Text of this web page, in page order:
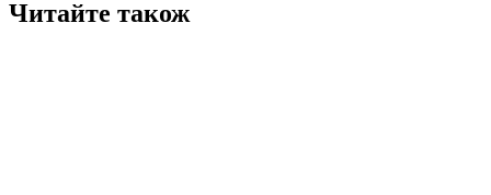
Читайте також